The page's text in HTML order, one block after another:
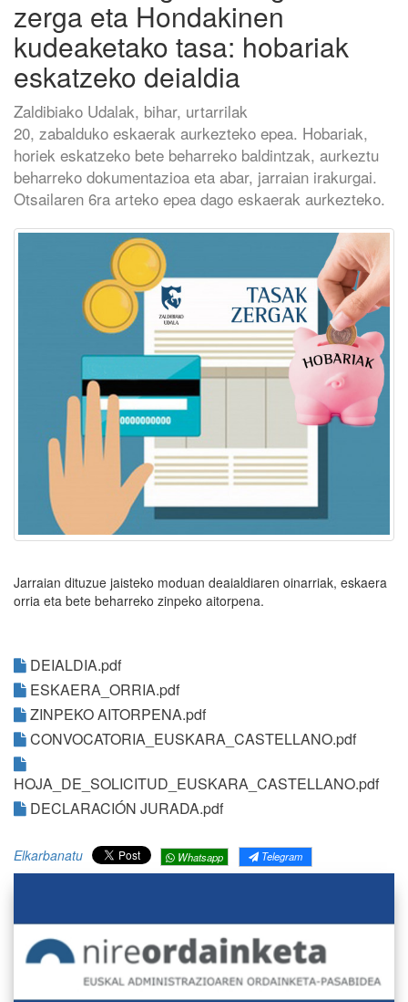
zerga eta Hondakinen
kudeaketako tasa: hobariak
eskatzeko deialdia
Zaldibiako Udalak, bihar, urtarrilak
20, zabalduko eskaerak aurkezteko epea. Hobariak,
horiek eskatzeko bete beharreko baldintzak, aurkeztu
beharreko dokumentazioa eta abar, jarraian irakurgai.
Otsailaren 6ra arteko epea dago eskaerak aurkezteko.
Jarraian dituzue jaisteko moduan deaialdiaren oinarriak, eskaera
orria eta bete beharreko zinpeko aitorpena.
DEIALDIA.pdf
ESKAERA_ORRIA.pdf
ZINPEKO AITORPENA.pdf
CONVOCATORIA_EUSKARA_CASTELLANO.pdf
HOJA_DE_SOLICITUD_EUSKARA_CASTELLANO.pdf
DECLARACIÓN JURADA.pdf
Elkarbanatu Whatsapp Telegram